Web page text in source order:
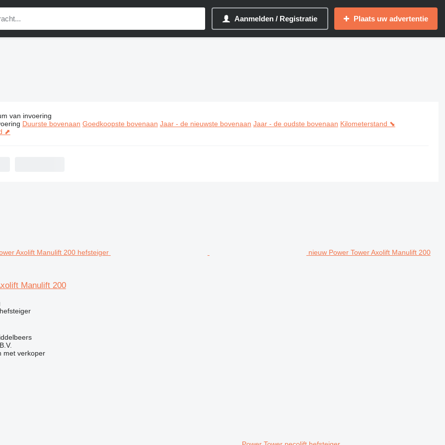
Aanmelden / Registratie Plaats uw advertentie
Power Tower bouwmachines
van invoering
Duurste bovenaan Goedkoopste bovenaan Jaar - de nieuwste bovenaan Jaar - de oudste bovenaan Kilometerstand ⬊
⬈
nieuw Power Tower Axolift Manulift 200
Manulift 200
met verkoper